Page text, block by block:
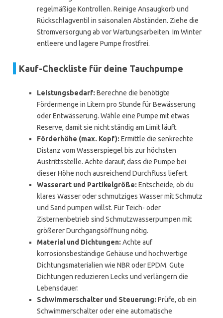
regelmäßige Kontrollen. Reinige Ansaugkorb und
Rückschlagventil in saisonalen Abständen. Ziehe die
Stromversorgung ab vor Wartungsarbeiten. Im Winter
entleere und lagere Pumpe frostfrei.
Kauf-Checkliste für deine Tauchpumpe
Leistungsbedarf: Berechne die benötigte
Fördermenge in Litern pro Stunde für Bewässerung
oder Entwässerung. Wähle eine Pumpe mit etwas
Reserve, damit sie nicht ständig am Limit läuft.
Förderhöhe (max. Kopf): Ermittle die senkrechte
Distanz vom Wasserspiegel bis zur höchsten
Austrittsstelle. Achte darauf, dass die Pumpe bei
dieser Höhe noch ausreichend Durchfluss liefert.
Wasserart und Partikelgröße: Entscheide, ob du
klares Wasser oder schmutziges Wasser mit Schmutz
und Sand pumpen willst. Für Teich- oder
Zisternenbetrieb sind Schmutzwasserpumpen mit
größerer Durchgangsöffnung nötig.
Material und Dichtungen: Achte auf
korrosionsbeständige Gehäuse und hochwertige
Dichtungsmaterialien wie NBR oder EPDM. Gute
Dichtungen reduzieren Lecks und verlängern die
Lebensdauer.
Schwimmerschalter und Steuerung: Prüfe, ob ein
Schwimmerschalter oder eine automatische